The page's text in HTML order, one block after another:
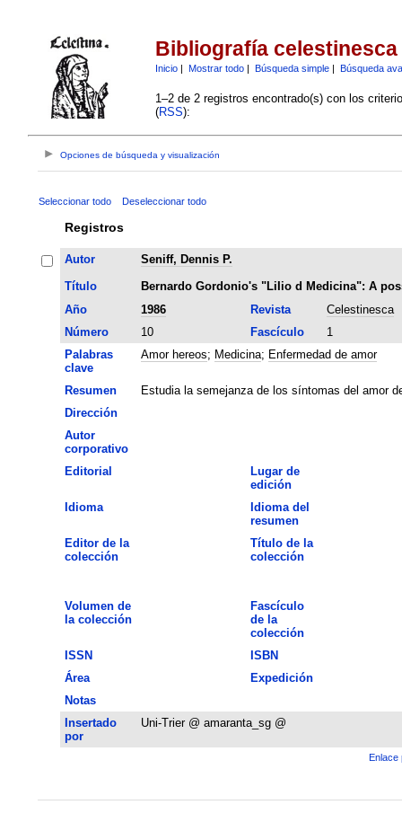
Bibliografía celestinesca
Inicio| Mostrar todo| Búsqueda simple| Búsqueda
1–2 de 2 registros encontrado(s) con los
(RSS):
Opciones de búsqueda y visualización
Seleccionar todo Deseleccionar todo
Registros
Autor
Seniff, Dennis P.
Título
Bernardo Gordonio's "LiIio d Medicina": A
Año
1986 Revista
Celestinesca
Número
10 Fascículo
1
Palabras
clave
Amor hereos; Medicina; Enfermedad de amor
Resumen
Estudia la semejanza de los síntomas del amor
Dirección
Autor
corporativo
Editorial
Lugar de
edición
Idioma
Idioma del
resumen
Editor de la
colección
Título de la
colección
Volumen de
la colección
Fascículo
de la
colección
ISSN
ISBN
Área
Expedición
Notas
Insertado
por
Uni-Trier @ amaranta_sg @
Enlace